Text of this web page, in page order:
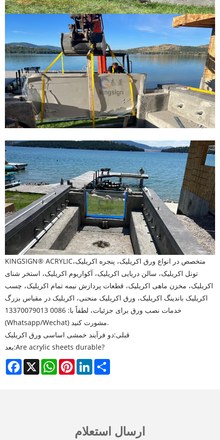
KINGSIGN® ACRYLICمتخصص در انواع ورق اکریلیک، پنجره اکریلیک،
تونل اکریلیک، سالن دریایی اکریلیک، آکواریوم اکریلیک، استخر شنای
اکریلیک، مخزن ماهی اکریلیک، قطعات پردازش نیمه تمام اکریلیک، چسب
اکریلیک باندینگ اکریلیک، ورق اکریلیک منحنی، اکریلیک در مقیاس بزرگ
خدمات نصب ورق برای جزئیات، لطفاً با: 0086 13370079013
(Whatsapp/Wechat) مشورت کنید.
قبلی:دو فرآیند خمشی اساسی ورق اکریلیک
بعد:Are acrylic sheets durable?
Facebook
X WhatsAppPinterestLinkedIn
ارسال استعلام